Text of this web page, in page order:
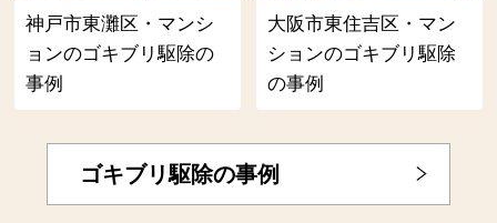
神戸市東灘区・マンシ
ョンのゴキブリ駆除の
事例
大阪市東住吉区・マン
ションのゴキブリ駆除
の事例
ゴキブリ駆除の事例